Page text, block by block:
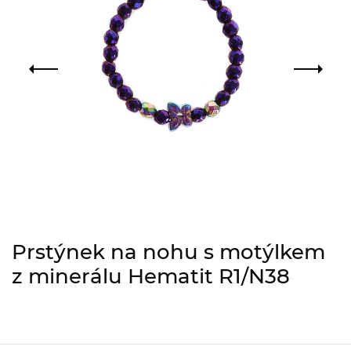
Prstýnek na nohu s motýlkem
z minerálu Hematit R1/N38